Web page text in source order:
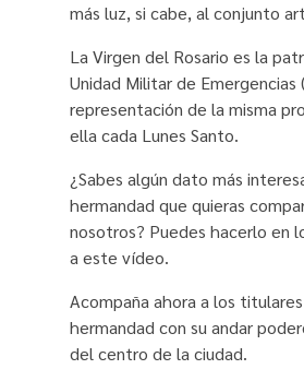
más luz, si cabe, al conjunto
La Virgen del Rosario es la
Unidad Militar de Emergencias
representación de la misma
ella cada Lunes Santo.
¿Sabes algún dato más
hermandad que quieras
nosotros? Puedes hacerlo en
a este vídeo.
Acompaña ahora a los
hermandad con su andar
del centro de la ciudad.